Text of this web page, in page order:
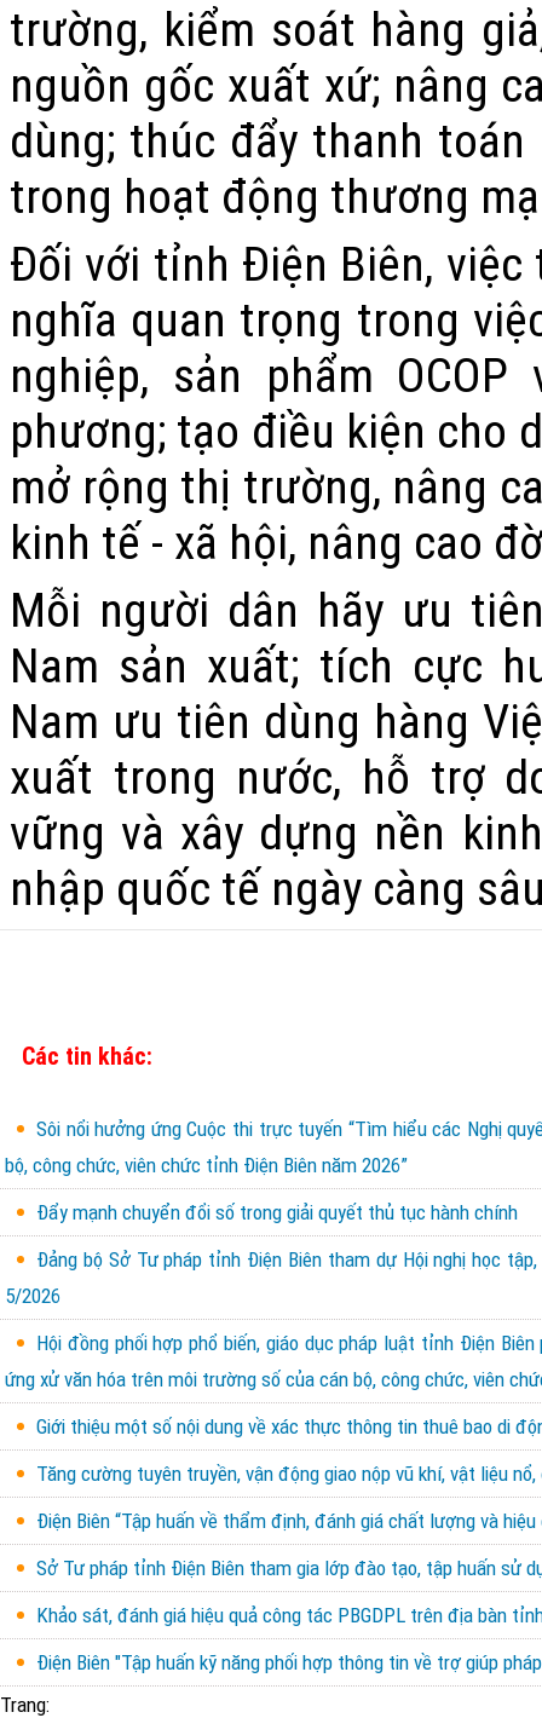
trường, kiểm soát hàng
nguồn gốc xuất xứ; nâng
dùng; thúc đẩy thanh
trong hoạt động thương
Đối với tỉnh Điện Biên, việc
nghĩa quan trọng trong
nghiệp, sản phẩm
phương; tạo điều kiện cho
mở rộng thị trường, nâng
kinh tế - xã hội, nâng cao
Mỗi người dân hãy ưu
Nam sản xuất; tích cực
Nam ưu tiên dùng hàng
xuất trong nước, hỗ trợ
vững và xây dựng nền
nhập quốc tế ngày càng
Các tin khác:
Sôi nổi hưởng ứng Cuộc thi trực tuyến “Tìm hiểu các Nghị
bộ, công chức, viên chức tỉnh Điện Biên năm 2026”
Đẩy mạnh chuyển đổi số trong giải quyết thủ tục hành chính
Đảng bộ Sở Tư pháp tỉnh Điện Biên tham dự Hội nghị học
5/2026
Hội đồng phối hợp phổ biến, giáo dục pháp luật tỉnh Điện
ứng xử văn hóa trên môi trường số của cán bộ, công chức, viên
Giới thiệu một số nội dung về xác thực thông tin thuê bao di
Tăng cường tuyên truyền, vận động giao nộp vũ khí, vật liệu
Điện Biên “Tập huấn về thẩm định, đánh giá chất lượng và
Sở Tư pháp tỉnh Điện Biên tham gia lớp đào tạo, tập huấn sử
Khảo sát, đánh giá hiệu quả công tác PBGDPL trên địa bàn
Điện Biên "Tập huấn kỹ năng phối hợp thông tin về trợ giúp
Trang: